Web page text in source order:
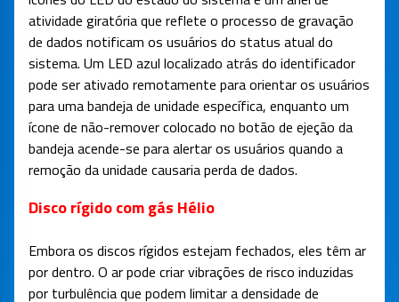
atividade giratória que reflete o processo de gravação
de dados notificam os usuários do status atual do
sistema. Um LED azul localizado atrás do identificador
pode ser ativado remotamente para orientar os usuários
para uma bandeja de unidade específica, enquanto um
ícone de não-remover colocado no botão de ejeção da
bandeja acende-se para alertar os usuários quando a
remoção da unidade causaria perda de dados.
Disco rígido com gás Hélio
Embora os discos rígidos estejam fechados, eles têm ar
por dentro. O ar pode criar vibrações de risco induzidas
por turbulência que podem limitar a densidade de